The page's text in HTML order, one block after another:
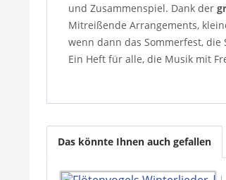
und Zusammenspiel. Dank der
Mitreißende Arrangements,
wenn dann das Sommerfest,
Ein Heft für alle, die Musik mit
Das könnte Ihnen auch gefallen